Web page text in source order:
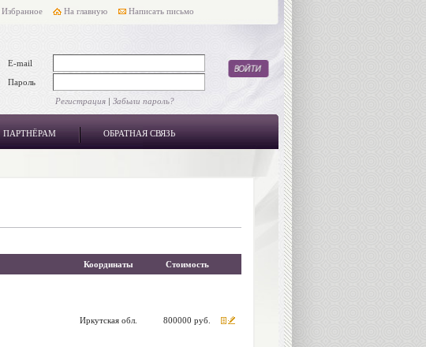
На главную Написать письмо
E-mail
Пароль
Регистрация| Забыли пароль?
ПАРТНЁРАМ ОБРАТНАЯ СВЯЗЬ
Координаты Стоимость
Иркутская обл. 800000 руб.